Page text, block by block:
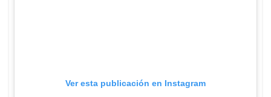
Ver esta publicación en Instagram